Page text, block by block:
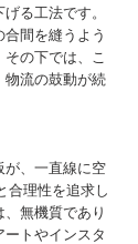
る工法です。
間を縫うよう
の下では、こ
物流の鼓動が続
が、一直線に空
合理性を追求し
無機質であり
トやインスタ